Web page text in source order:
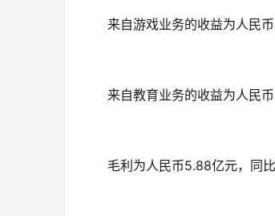
来自游戏业务的收益为人民
来自教育业务的收益为人民
毛利为人民币5.88亿元，同比